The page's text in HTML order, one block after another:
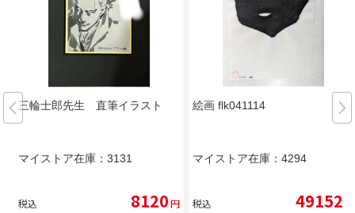
三輪士郎先生 直筆イラスト
マイストア在庫： 3131
税込 8120円
絵画 flk041114
マイストア在庫： 4294
税込 49152